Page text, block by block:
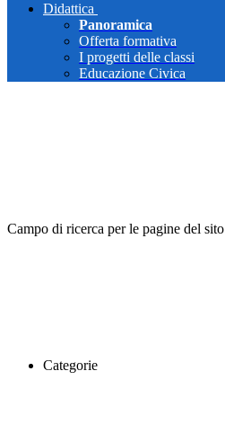
Didattica
Panoramica
Offerta formativa
I progetti delle classi
Educazione Civica
Campo di ricerca per le pagine del sito
Categorie